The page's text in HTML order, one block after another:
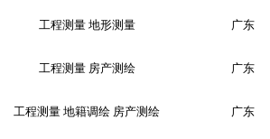
工程测量 地形测量 广东
工程测量 房产测绘 广东
工程测量 地籍调绘 房产测绘 广东